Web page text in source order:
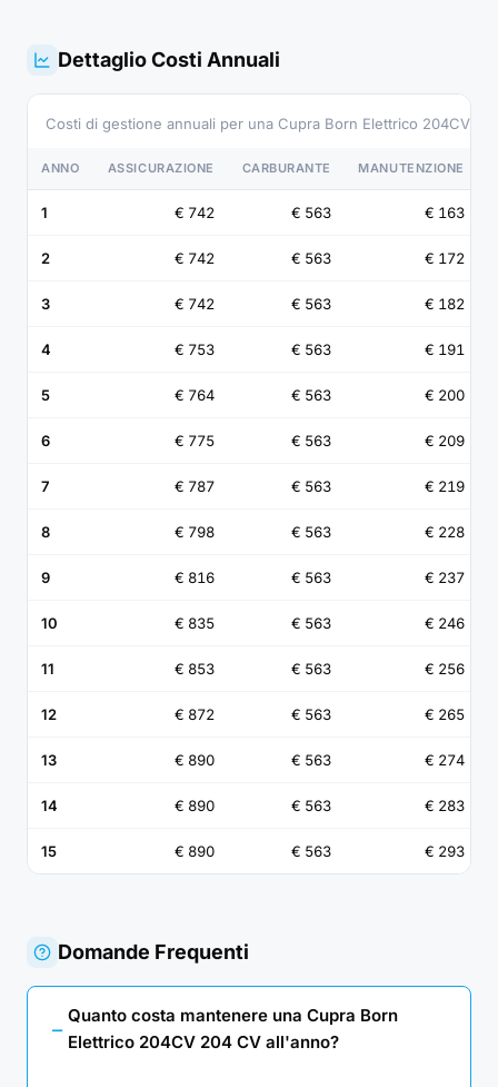
Dettaglio Costi Annuali
Costi di gestione annuali per una Cupra Born Elettrico 204CV
ANNO ASSICURAZIONE CARBURANTE MANUTENZIONE
1 € 742 € 563 € 163
2 € 742 € 563 € 172
3 € 742 € 563 € 182
4 € 753 € 563 € 191
5 € 764 € 563 € 200
6 € 775 € 563 € 209
7 € 787 € 563 € 219
8 € 798 € 563 € 228
9 € 816 € 563 € 237
10 € 835 € 563 € 246
11 € 853 € 563 € 256
12 € 872 € 563 € 265
13 € 890 € 563 € 274
14 € 890 € 563 € 283
15 € 890 € 563 € 293
Domande Frequenti
Quanto costa mantenere una Cupra Born
Elettrico 204CV 204 CV all'anno?